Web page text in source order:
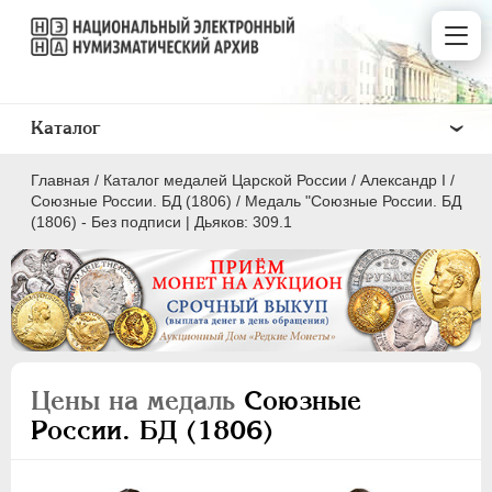
Главная / Каталог медалей Царской России / Александр I /
Союзные России. БД (1806) / Медаль "Союзные России. БД
(1806) - Без подписи | Дьяков: 309.1
Цены на медаль Союзные
России. БД (1806)
Каталог
ВСЕ
ПEТР I 1699-1725
ПЕТР II 1727-1729
АННА ИОАННОВНА 1730-1740